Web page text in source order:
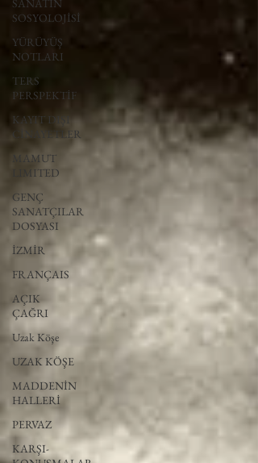
SANATIN
SOSYOLOJİSİ
YÜRÜYÜŞ
NOTLARI
TERS
PERSPEKTİF
KAYIT DIŞI
CİNAYETLER
MAMUT
LIMITED
GENÇ
SANATÇILAR
DOSYASI
İZMİR
FRANÇAIS
AÇIK
ÇAĞRI
Uzak Köşe
UZAK KÖŞE
MADDENİN
HALLERİ
PERVAZ
KARŞI-